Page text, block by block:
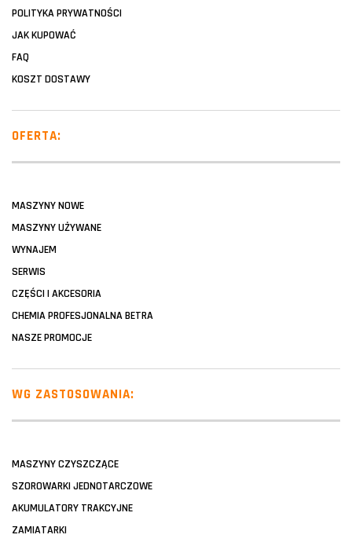
POLITYKA PRYWATNOŚCI
JAK KUPOWAĆ
FAQ
KOSZT DOSTAWY
OFERTA:
MASZYNY NOWE
MASZYNY UŻYWANE
WYNAJEM
SERWIS
CZĘŚCI I AKCESORIA
CHEMIA PROFESJONALNA BETRA
NASZE PROMOCJE
WG ZASTOSOWANIA:
MASZYNY CZYSZCZĄCE
SZOROWARKI JEDNOTARCZOWE
AKUMULATORY TRAKCYJNE
ZAMIATARKI